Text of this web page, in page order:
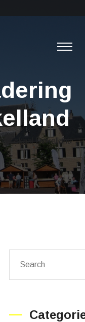
Lokaal Dinkelland